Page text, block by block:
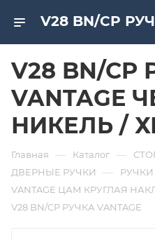
V28 BN/CP
VANTAGE
НИКЕЛЬ /
Главная — Каталог —
ДВЕРНЫЕ РУЧКИ — РУЧКИ
VANTAGE ЦАМ КРУГЛАЯ
V28 BN/CP РУЧКА VANTAGE